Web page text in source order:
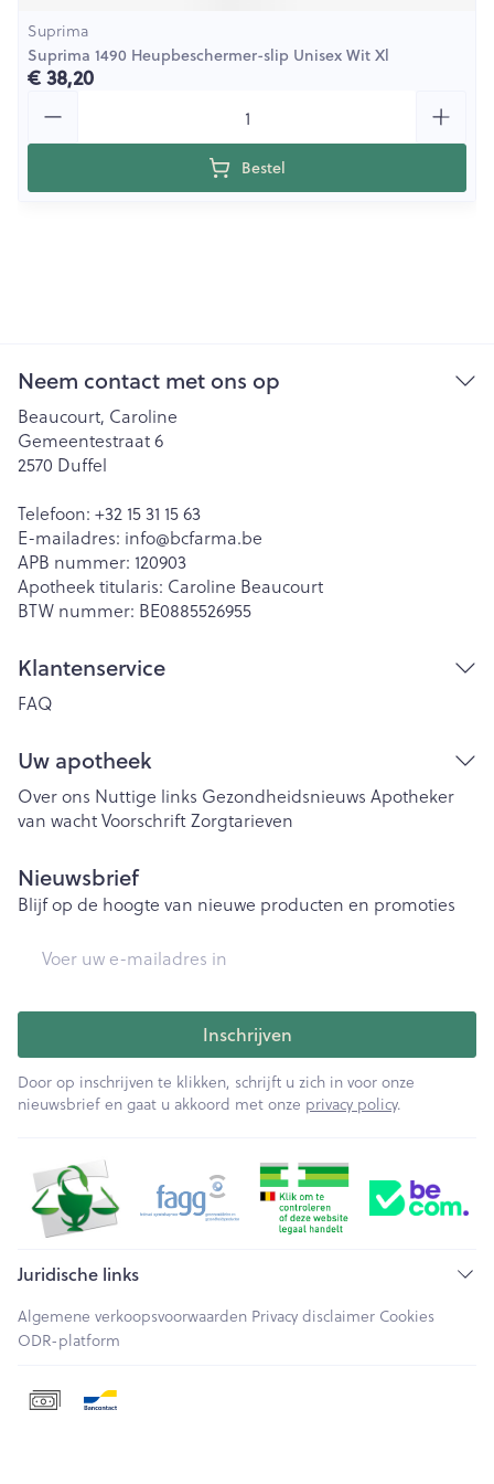
Suprima
Suprima 1490 Heupbeschermer-slip Unisex Wit Xl
€ 38,20
Bestel
Neem contact met ons op
Beaucourt, Caroline
Gemeentestraat 6
2570 Duffel
Telefoon: +32 15 31 15 63
E-mailadres: info@bcfarma.be
APB nummer: 120903
Apotheek titularis: Caroline Beaucourt
BTW nummer: BE0885526955
Klantenservice
FAQ
Uw apotheek
Over ons Nuttige links Gezondheidsnieuws Apotheker
van wachtVoorschriftZorgtarieven
Nieuwsbrief
Blijf op de hoogte van nieuwe producten en promoties
Inschrijven
Door op inschrijven te klikken, schrijft u zich in voor onze
nieuwsbrief en gaat u akkoord met onze privacy policy.
Juridische links
Algemene verkoopsvoorwaarden Privacy disclaimer Cookies
ODR-platform